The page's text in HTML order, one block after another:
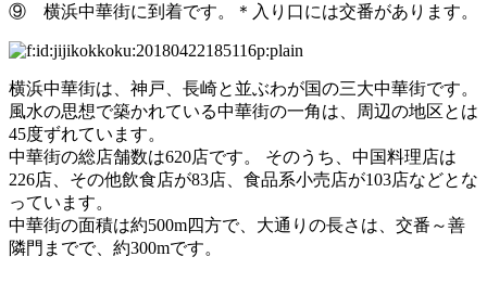
⑨ 横浜中華街に到着です。＊入り口には交番があります。
横浜中華街は、神戸、長崎と並ぶわが国の三大中華街です。
風水の思想で築かれている中華街の一角は、周辺の地区とは
45度ずれています。
中華街の総店舗数は620店です。 そのうち、中国料理店は
226店、その他飲食店が83店、食品系小売店が103店などとな
っています。
中華街の面積は約500m四方で、大通りの長さは、交番～善
隣門までで、約300mです。